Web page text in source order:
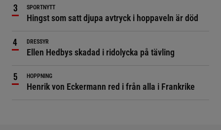
SPORTNYTT
Hingst som satt djupa avtryck i hoppaveln är död
DRESSYR
Ellen Hedbys skadad i ridolycka på tävling
HOPPNING
Henrik von Eckermann red i från alla i Frankrike